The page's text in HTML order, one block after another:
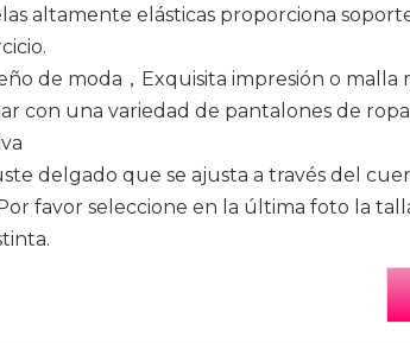
altamente elásticas proporciona
de moda，Exquisita impresión o
con una variedad de pantalones de
delgado que se ajusta a través del
Por favor seleccione en la última foto la